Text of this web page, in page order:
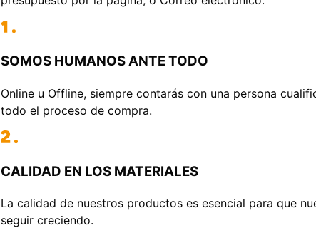
SOMOS HUMANOS ANTE TODO
Online u Offline, siempre contarás con una persona
todo el proceso de compra.
CALIDAD EN LOS MATERIALES
La calidad de nuestros productos es esencial para que
seguir creciendo.